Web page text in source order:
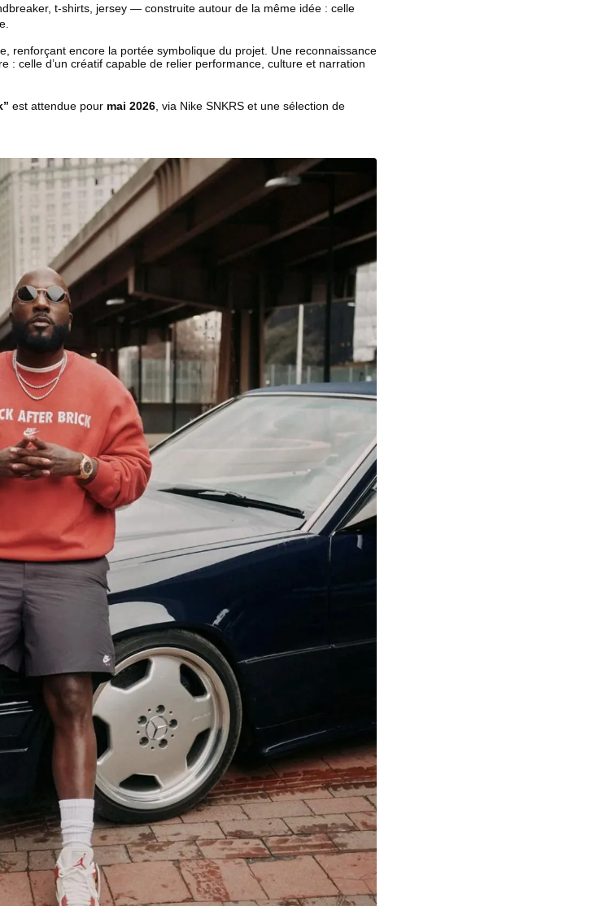
t-shirts, jersey — construite autour de la même idée : celle
renforçant encore la portée symbolique du projet. Une reconnaissance
: celle d’un créatif capable de relier performance, culture et narration
est attendue pour mai 2026 , via Nike SNKRS et une sélection de